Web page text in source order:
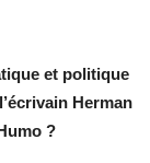
et politique
Herman
?